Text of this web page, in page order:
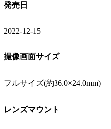
発売日
2022-12-15
撮像画面サイズ
フルサイズ(約36.0×24.0mm)
レンズマウント